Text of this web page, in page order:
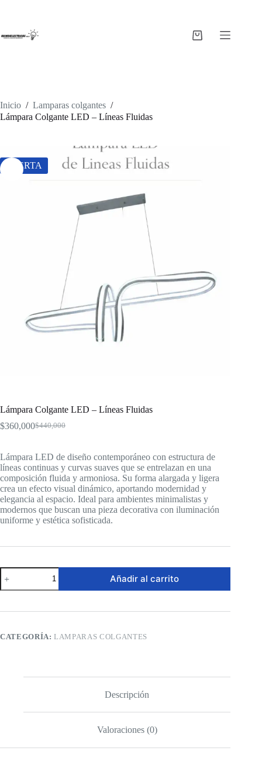
Carro
Inicio / Lamparas colgantes /
Lámpara Colgante LED – Líneas Fluidas
OFERTA
Lámpara Colgante LED – Líneas Fluidas
$440,000
Original
$440,000.
$360,000Current
$360,000.
Lámpara LED de diseño contemporáneo con estructura de
líneas continuas y curvas suaves que se entrelazan en una
composición fluida y armoniosa. Su forma alargada y ligera
crea un efecto visual dinámico, aportando modernidad y
elegancia al espacio. Ideal para ambientes minimalistas y
modernos que buscan una pieza decorativa con iluminación
uniforme y estética sofisticada.
Lámpara
Colgante
LED
Líneas
Añadir al carrito
CATEGORÍA:LAMPARAS COLGANTES
Descripción
Valoraciones (0)